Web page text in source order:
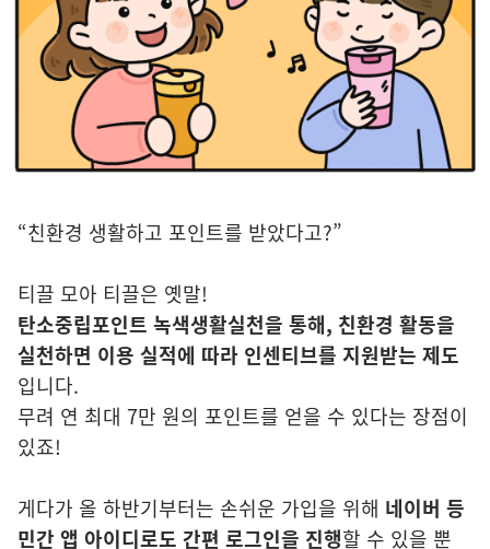
“친환경 생활하고 포인트를 받았다고?”
티끌 모아 티끌은 옛말!
탄소중립포인트 녹색생활실천을 통해, 친환경 활동을
실천하면 이용 실적에 따라 인센티브를 지원받는 제도
입니다.
무려 연 최대 7만 원의 포인트를 얻을 수 있다는 장점이
있죠!
게다가 올 하반기부터는 손쉬운 가입을 위해 네이버 등
민간 앱 아이디로도 간편 로그인을 진행할 수 있을 뿐